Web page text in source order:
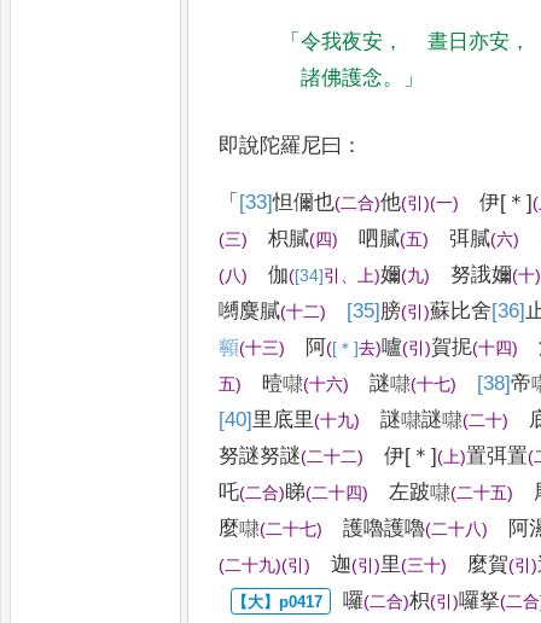
「令我夜安 ， 晝日亦安 ，
諸佛護念。」
即說陀羅尼曰 ：
「 [33]怛儞也(二合)他(引)(一) 伊[＊](
(三) 枳膩(四) 呬膩(五) 弭膩(六)
(八) 伽([34]引 上)嬭(九) 努誐嬭(十)
嚩麌膩(十二) [35]膀(引)蘇比舍[36]
𩕳(十三) 阿([＊]去)嚧(引)賀抳(十四)
五) 曀㘑(十六) 謎㘑(十七) [38]帝
[40]里 底里(十九) 謎㘑謎㘑(二十)
努謎努謎(二十二) 伊[＊]( 上)置弭置(
吒(二合)睇(二十四) 左跛㘑(二十五)
麼㘑(二十七) 護嚕護嚕(二十八) 阿
(二十九)(引) 迦(引)里(三十) 麼賀(引)
囉(二合)枳(引)囉拏(二合